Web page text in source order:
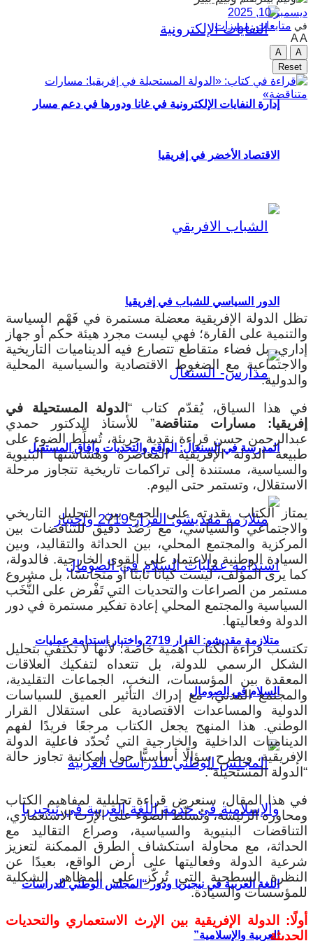
إدارة النفايات الإلكترونية في غانا ودورها في دعم مسار
الاقتصاد الأخضر في إفريقيا
الدور السياسي للشباب في إفريقيا
المدرسة في السنغال: الواقع والتحديات وآفاق المستقبل
متلازمة مقديشو: القرار 2719 واختبار استدامة عمليات
السلام في الصومال
اللغة العربية في نيجيريا ودور “المجلس الوطني للدراسات
العربية والإسلامية”
ديسمبر 10, 2025
في متابعات,مميزات
AA
A
A
Reset
تظل الدولة الإفريقية معضلة مستمرة في فَهْم السياسة
والتنمية على القارة؛ فهي ليست مجرد هيئة حكم أو جهاز
إداري، بل فضاء متقاطع تتصارع فيه الديناميات التاريخية
والاجتماعية مع الضغوط الاقتصادية والسياسية المحلية
والدولية.
في هذا السياق، يُقدّم كتاب “الدولة المستحيلة في
إفريقيا: مسارات متناقضة” للأستاذ الدكتور حمدي
عبدالرحمن حسن قراءة نقدية جريئة، تُسلِّط الضوء على
طبيعة الدولة الإفريقية المعاصرة وهشاشتها البنيوية
والسياسية، مستندة إلى تراكمات تاريخية تتجاوز مرحلة
الاستقلال، وتستمر حتى اليوم.
يمتاز الكتاب بقدرته على الجمع بين التحليل التاريخي
والاجتماعي والسياسي، مع رَصْد دقيق للتناقضات بين
المركزية والمجتمع المحلي، بين الحداثة والتقاليد، وبين
السيادة الوطنية والاعتماد على القوى الخارجية. فالدولة،
كما يرى المؤلف، ليست كيانًا ثابتًا أو متجانسًا، بل مشروع
مستمر من الصراعات والتحديات التي تَفْرض على النُّخَب
السياسية والمجتمع المحلي إعادة تفكير مستمرة في دور
الدولة وفعاليتها.
تكتسب قراءة الكتاب أهمية خاصة؛ لأنها لا تكتفي بتحليل
الشكل الرسمي للدولة، بل تتعداه لتفكيك العلاقات
المعقدة بين المؤسسات، النخب، الجماعات التقليدية،
والمجتمع المدني، مع إدراك التأثير العميق للسياسات
الدولية والمساعدات الاقتصادية على استقلال القرار
الوطني. هذا المنهج يجعل الكتاب مرجعًا فريدًا لفهم
الديناميات الداخلية والخارجية التي تُحدّد فاعلية الدولة
الإفريقية، ويطرح سؤالًا أساسيًّا حول إمكانية تجاوز حالة
“الدولة المستحيلة”.
في هذا المقال، سنعرض قراءة تحليلية لمفاهيم الكتاب
ومحاوره الرئيسة، ونُسلّط الضوء على الإرث الاستعماري،
التناقضات البنيوية والسياسية، وصراع التقاليد مع
الحداثة، مع محاولة استكشاف الطرق الممكنة لتعزيز
شرعية الدولة وفعاليتها على أرض الواقع، بعيدًا عن
النظرة السطحية التي تُركّز على المظاهر الشكلية
للمؤسسات والسيادة.
أولًا: الدولة الإفريقية بين الإرث الاستعماري والتحديات
الحديثة